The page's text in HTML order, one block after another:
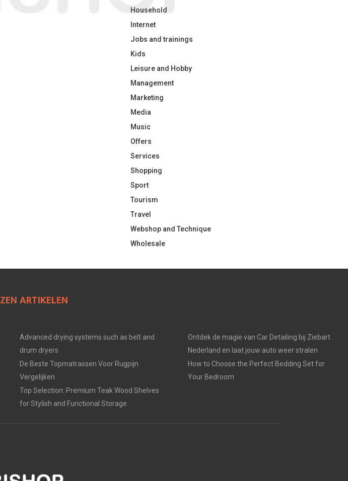
Household
Internet
Jobs and trainings
Kids
Leisure and Hobby
Management
Marketing
Media
Music
Offers
Services
Shopping
Sport
Tourism
Travel
Webshop and Technique
Wholesale
ARTIKELEN
Advanced drying systems such as belt and
drum dryers
De Beste Topmatrassen Voor Rugpijn
Vergelijken
Top Selection: Premium Teak Wood Shelves
for Stylish and Functional Storage
Ontdek de magie van Car Detailing bij Ziebart
Nederland en laat jouw auto weer stralen
How to Choose the Perfect Bedding Set for
Your Bedroom